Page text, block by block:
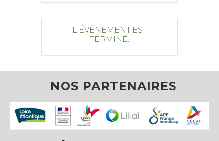
L'ÉVÉNEMENT EST
TERMINÉ.
NOS PARTENAIRES